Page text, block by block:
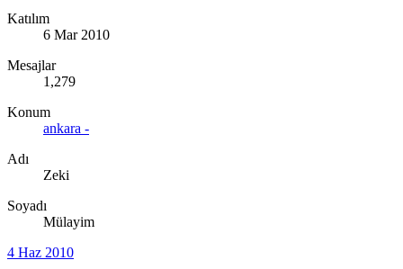
Katılım
6 Mar 2010
Mesajlar
1,279
Konum
ankara -
Adı
Zeki
Soyadı
Mülayim
4 Haz 2010